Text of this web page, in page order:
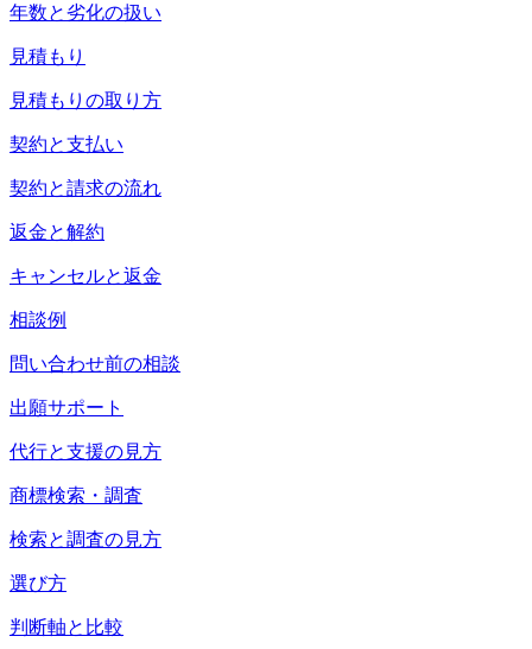
年数と劣化の扱い
見積もり
見積もりの取り方
契約と支払い
契約と請求の流れ
返金と解約
キャンセルと返金
相談例
問い合わせ前の相談
出願サポート
代行と支援の見方
商標検索・調査
検索と調査の見方
選び方
判断軸と比較